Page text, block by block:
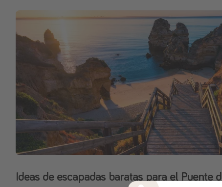
Ideas de escapadas baratas para el Puente